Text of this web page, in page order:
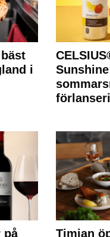
i
på
Timian